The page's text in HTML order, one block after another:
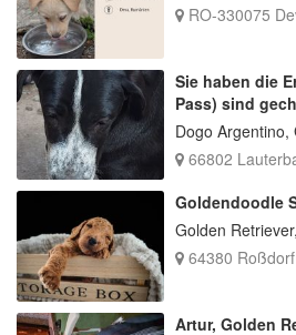
RO-330075
Sie haben die
Pass) sind
Dogo
66802
Goldendoodle
Golden
64380 Roßdorf
Artur, Golden